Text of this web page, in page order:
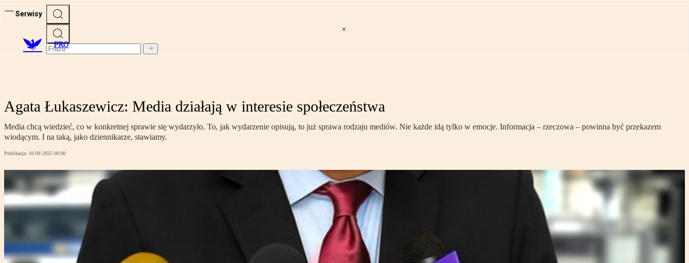
Serwisy
PRO
Agata Łukaszewicz: Media działają w interesie społeczeństwa
Media chcą wiedzieć, co w konkretnej sprawie się wydarzyło. To, jak wydarzenie opisują, to już sprawa rodzaju mediów. Nie każde idą tylko w emocje. Informacja – rzeczowa – powinna być przekazem
wiodącym. I na taką, jako dziennikarze, stawiamy.
Publikacja: 10.09.2025 06:00